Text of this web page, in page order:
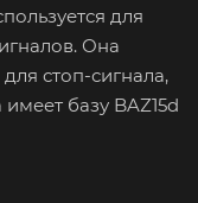
для
Она
стоп-сигнала,
базу BAZ15d